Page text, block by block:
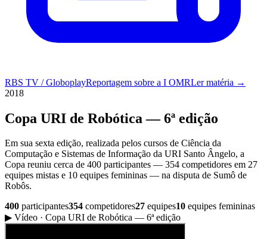
RBS TV / GloboplayReportagem sobre a I OMRLer matéria →
2018
Copa URI de Robótica — 6ª edição
Em sua sexta edição, realizada pelos cursos de Ciência da
Computação e Sistemas de Informação da URI Santo Ângelo, a
Copa reuniu cerca de 400 participantes — 354 competidores em 27
equipes mistas e 10 equipes femininas — na disputa de Sumô de
Robôs.
400 participantes354 competidores27 equipes10 equipes femininas
▶ Vídeo · Copa URI de Robótica — 6ª edição